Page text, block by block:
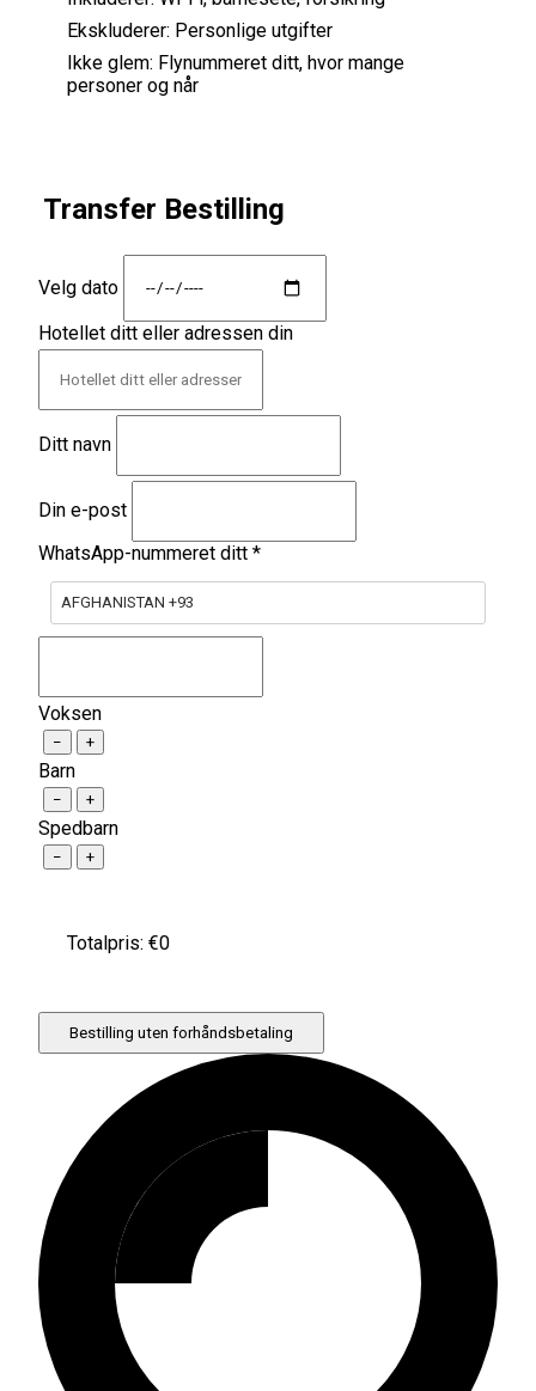
Ekskluderer: Personlige utgifter
Ikke glem: Flynummeret ditt, hvor mange
personer og når
Transfer Bestilling
Velg dato
Hotellet ditt eller adressen din
Ditt navn
Din e-post
WhatsApp-nummeret ditt *
AFGHANISTAN +93
Voksen
− +
Barn
− +
Spedbarn
− +
Totalpris: €0
Bestilling uten forhåndsbetaling